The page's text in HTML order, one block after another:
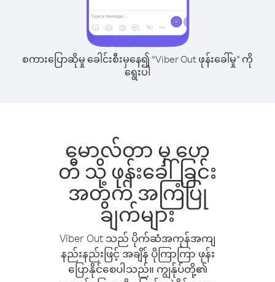
စကားပြောဆိုမှု ခေါင်းစီးမှနေ၍ “Viber Out ဖုန်းခေါ်မှု” ကို
ရွေးပါ
မောလ်တာ မှ ဟေ
တီ သို့ ဖုန်းခေါ်ခြင်း
အတွက် အကြံပြု
ချက်များ
Viber Out သည် ပိုက်ဆံအကုန်အကျ
နည်းနည်းဖြင့် အချိန် ပိုကြာကြာ ဖုန်း
ပြောနိုင်စေပါသည်။ ကျွန်ုပ်တို့၏